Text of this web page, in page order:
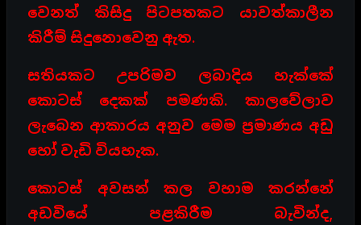
වෙනත් කිසිදු පිටපතකට යාවත්කාලීන
කිරීම් සිදුනොවෙනු ඇත.
සතියකට උපරිමව ලබාදිය හැක්කේ
කොටස් දෙකක් පමණකි. කාලවේලාව
ලැබෙන ආකාරය අනුව මෙම ප්‍රමාණය අඩු
හෝ වැඩි වියහැක.
කොටස් අවසන් කල වහාම කරන්නේ
අඩවියේ පළකිරීම බැවින්ද,